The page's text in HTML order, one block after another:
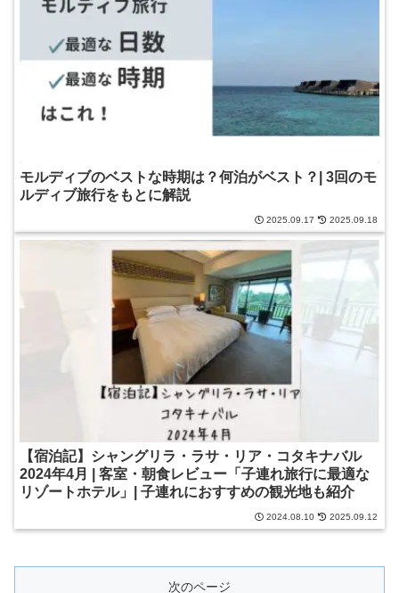
モルディブのベストな時期は？何泊がベスト？| 3回のモ
ルディブ旅行をもとに解説
2025.09.17 2025.09.18
【宿泊記】シャングリラ・ラサ・リア・コタキナバル
2024年4月 | 客室・朝食レビュー「子連れ旅行に最適な
リゾートホテル」| 子連れにおすすめの観光地も紹介
2024.08.10 2025.09.12
次のページ